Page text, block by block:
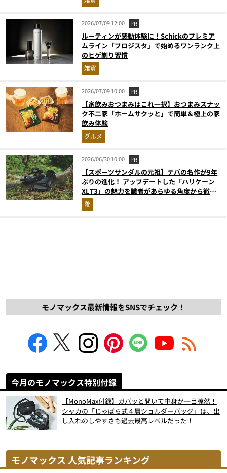
2026/07/09 12:00 PR
ルーティンが感動体験に！Schickのプレミア
ムライン「プロジスタ」で始めるワンランク上
のヒゲ剃り習慣
雑貨
2026/07/09 10:00 PR
【家飲みおつまみはこれ一択】おつまみスナッ
ク不二家「ホームサクッと」で簡単＆極上の家
飲み体験
グルメ
2026/06/30 10:00 PR
【スポーツサンダルの元祖】テバの名作が9年
ぶりの進化！ アップデートした「ハリケーン
XLT3」の魅力を識者があらゆる角度から徹底
解説！
靴
モノマックス最新情報をSNSでチェック！
今月のモノマックス特別付録
【MonoMax付録】ガバッと開いて中身が一目瞭然！
シャカの「じゃばら式４層ショルダーバッグ」は、出
し入れのしやすさも過去最高レベルだった！
モノマックス 人気記事ランキング